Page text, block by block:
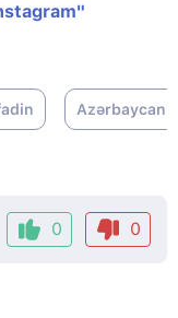
Azərbaycan
0 0